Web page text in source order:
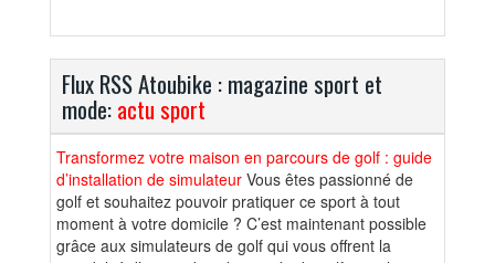
Flux RSS Atoubike : magazine sport et
mode:actu sport
Transformez votre maison en parcours de golf : guide
d’installation de simulateur Vous êtes passionné de
golf et souhaitez pouvoir pratiquer ce sport à tout
moment à votre domicile ? C’est maintenant possible
grâce aux simulateurs de golf qui vous offrent la